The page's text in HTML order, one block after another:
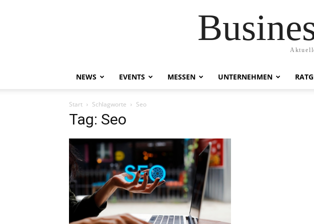
NEWS EVENTS MESSEN UNTERNEHMEN
Start Schlagworte Seo
Tag: Seo